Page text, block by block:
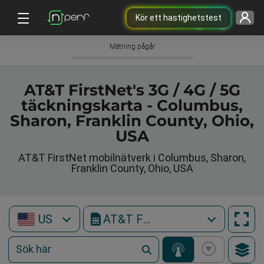
Kör ett hastighetstest
Mätning pågår
AT&T FirstNet's 3G / 4G / 5G
täckningskarta - Columbus,
Sharon, Franklin County, Ohio,
USA
AT&T FirstNet mobilnätverk i Columbus, Sharon,
Franklin County, Ohio, USA
US AT&T FirstNet